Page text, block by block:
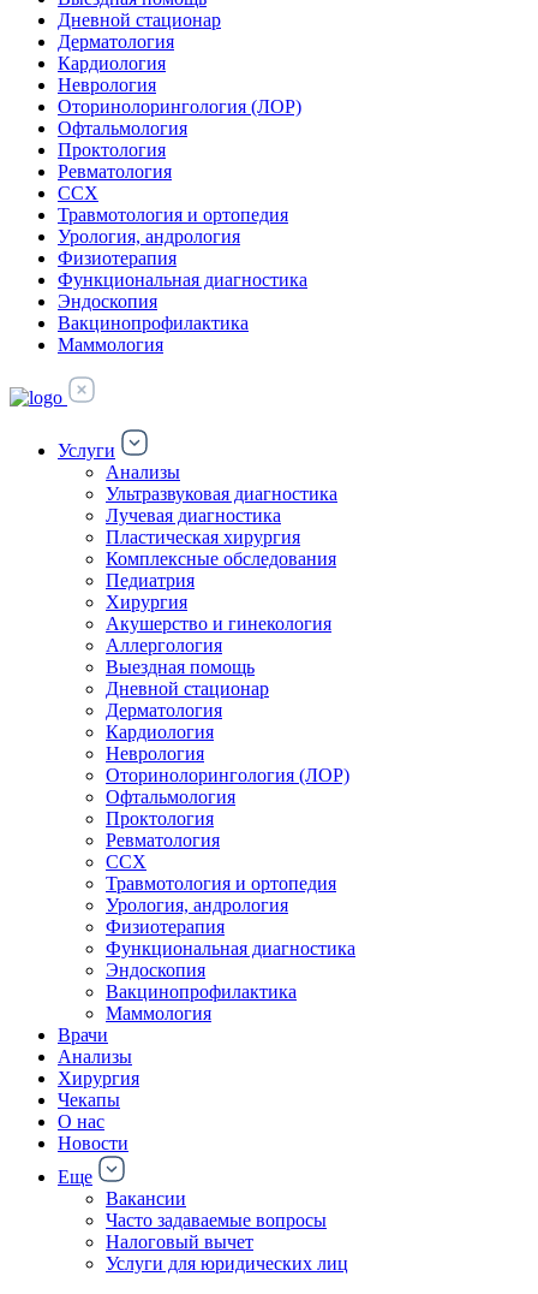
Дневной стационар
Дерматология
Кардиология
Неврология
Оторинолорингология (ЛОР)
Офтальмология
Проктология
Ревматология
ССХ
Травмотология и ортопедия
Урология, андрология
Физиотерапия
Функциональная диагностика
Эндоскопия
Вакцинопрофилактика
Маммология
Услуги
Анализы
Ультразвуковая диагностика
Лучевая диагностика
Пластическая хирургия
Комплексные обследования
Педиатрия
Хирургия
Акушерство и гинекология
Аллергология
Выездная помощь
Дневной стационар
Дерматология
Кардиология
Неврология
Оторинолорингология (ЛОР)
Офтальмология
Проктология
Ревматология
ССХ
Травмотология и ортопедия
Урология, андрология
Физиотерапия
Функциональная диагностика
Эндоскопия
Вакцинопрофилактика
Маммология
Врачи
Анализы
Хирургия
Чекапы
О нас
Новости
Еще
Вакансии
Часто задаваемые вопросы
Налоговый вычет
Услуги для юридических лиц